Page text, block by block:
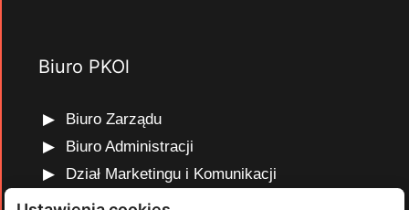
Biuro PKOl
Biuro Zarządu
Biuro Administracji
Dział Marketingu i Komunikacji
Dział Edukacji Olimpijskiej